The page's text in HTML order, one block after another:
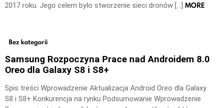
2017 roku. Jego celem było stworzenie sieci dronów […] MORE
Bez kategorii
Samsung Rozpoczyna Prace nad Androidem 8.0
Oreo dla Galaxy S8 i S8+
Spis treści Wprowadzenie Aktualizacja Android Oreo dla Galaxy
S8 i S8+ Konkurencja na rynku Podsumowanie Wprowadzenie